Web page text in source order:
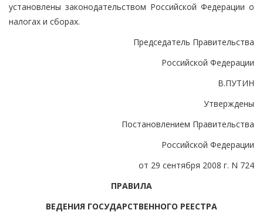
установлены законодательством Российской Федерации о
налогах и сборах.
Председатель Правительства
Российской Федерации
В.ПУТИН
Утверждены
Постановлением Правительства
Российской Федерации
от 29 сентября 2008 г. N 724
ПРАВИЛА
ВЕДЕНИЯ ГОСУДАРСТВЕННОГО РЕЕСТРА